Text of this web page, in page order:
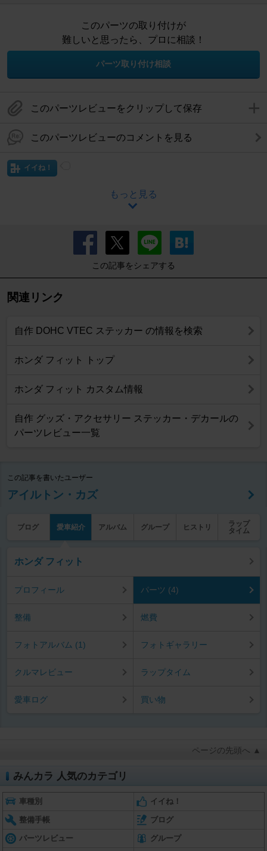
このパーツの取り付けが
難しいと思ったら、プロに相談！
パーツ取り付け相談
このパーツレビューをクリップして保存
このパーツレビューのコメントを見る
イイね！
もっと見る
この記事をシェアする
関連リンク
自作 DOHC VTEC ステッカー の情報を検索
ホンダ フィット トップ
ホンダ フィット カスタム情報
自作 グッズ・アクセサリー ステッカー・デカールの
パーツレビュー一覧
この記事を書いたユーザー
アイルトン・カズ
ブログ 愛車紹介 アルバム グループ ヒストリ
ラップ
タイム
ホンダ フィット
プロフィール パーツ (4)
整備 燃費
フォトアルバム (1) フォトギャラリー
クルマレビュー ラップタイム
愛車ログ 買い物
ページの先頭へ ▲
みんカラ 人気のカテゴリ
車種別 イイね！
整備手帳 ブログ
パーツレビュー グループ